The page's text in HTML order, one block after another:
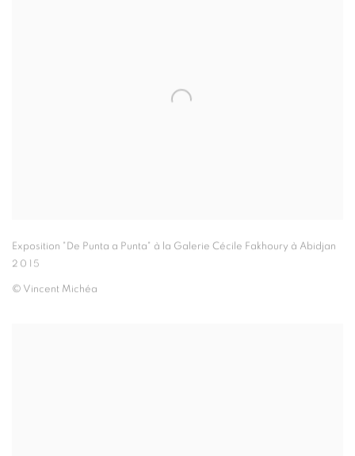
Exposition "De Punta a Punta" à la Galerie Cécile Fakhoury à Abidjan
2015
© Vincent Michéa